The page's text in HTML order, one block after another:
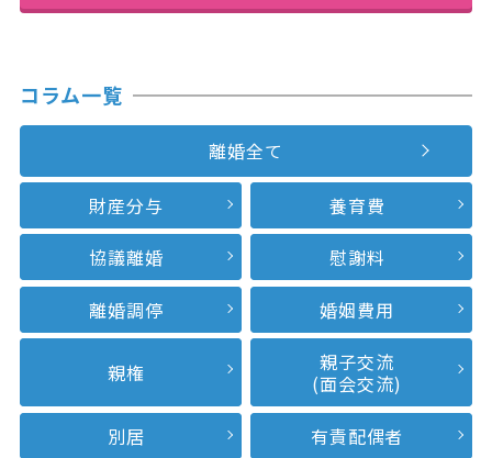
コラム一覧
離婚全て
財産分与
養育費
協議離婚
慰謝料
離婚調停
婚姻費用
親権
親子交流
(面会交流)
別居
有責配偶者